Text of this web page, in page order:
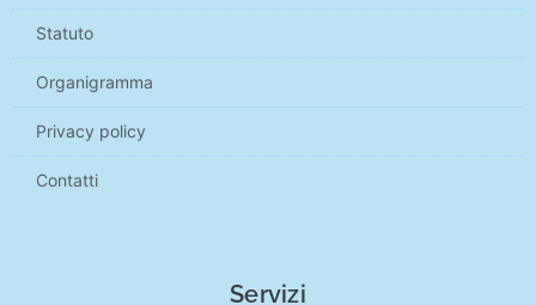
Statuto
Organigramma
Privacy policy
Contatti
Servizi